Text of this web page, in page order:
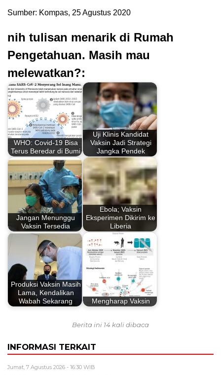
Sumber: Kompas, 25 Agustus 2020
nih tulisan menarik di Rumah
Pengetahuan. Masih mau
melewatkan?:
WHO: Covid-19 Bisa
Terus Beredar di Bumi
Uji Klinis Kandidat
Vaksin Jadi Strategi
Jangka Pendek
Jangan Menunggu
Vaksin Tersedia
Ebola; Vaksin
Eksperimen Dikirim ke
Liberia
Produksi Vaksin Masih
Lama, Kendalikan
Wabah Sekarang
Mengharap Vaksin
Berita ini 14 kali dibaca
INFORMASI TERKAIT
Jumat, 7 Agustus 2026 - 16:30 WIB